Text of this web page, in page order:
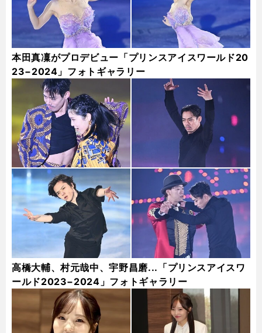
本田真凜がプロデビュー「プリンスアイスワールド20
23−2024」フォトギャラリー
高橋大輔、村元哉中、宇野昌磨...「プリンスアイスワ
ールド2023−2024」フォトギャラリー